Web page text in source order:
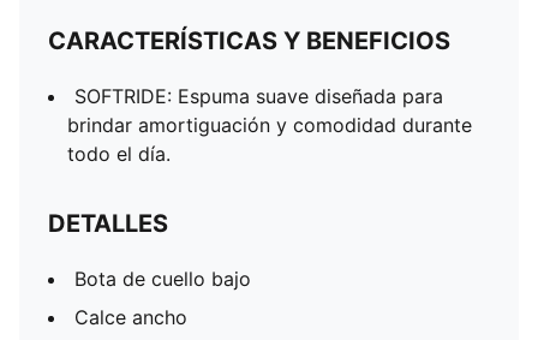
CARACTERÍSTICAS Y BENEFICIOS
SOFTRIDE: Espuma suave diseñada para
brindar amortiguación y comodidad durante
todo el día.
DETALLES
Bota de cuello bajo
Calce ancho